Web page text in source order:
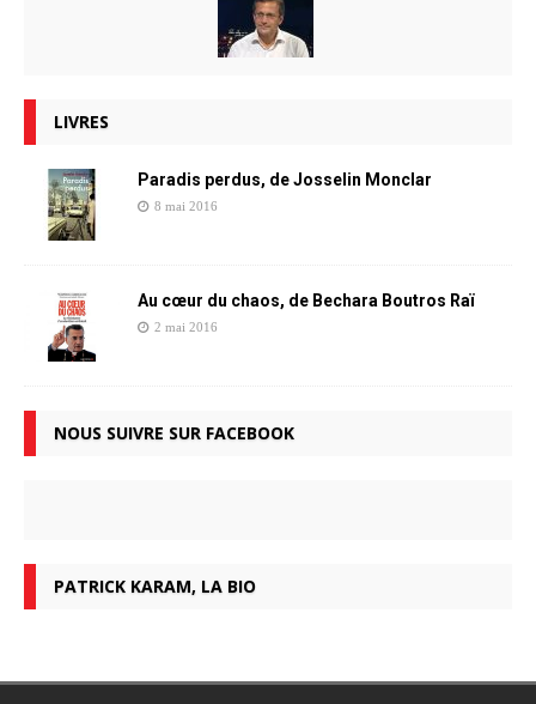
LIVRES
Paradis perdus, de Josselin Monclar
8 mai 2016
Au cœur du chaos, de Bechara Boutros Raï
2 mai 2016
NOUS SUIVRE SUR FACEBOOK
PATRICK KARAM, LA BIO